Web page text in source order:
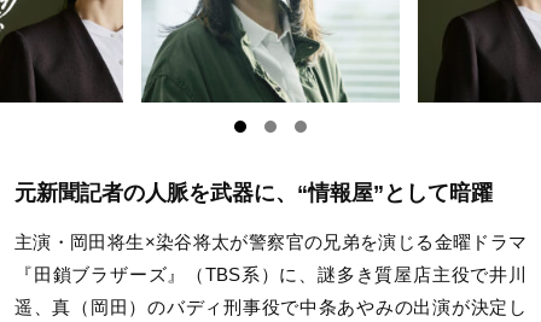
元新聞記者の人脈を武器に、“情報屋”として暗躍
主演・岡田将生×染谷将太が警察官の兄弟を演じる金曜ドラマ
『田鎖ブラザーズ』（TBS系）に、謎多き質屋店主役で井川
遥、真（岡田）のバディ刑事役で中条あやみの出演が決定し